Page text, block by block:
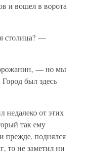
и вошел в ворота
столица? —
— но мы
был здесь
недалеко от этих
так ему
прежде, поднялся
то не заметил ни